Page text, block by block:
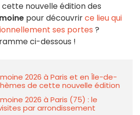
nouvelle édition des
pour découvrirce lieu qui
ses portes ?
ci-dessous !
2026 à Paris et en Île-de-
de cette nouvelle édition
2026 à Paris (75) : le
par arrondissement